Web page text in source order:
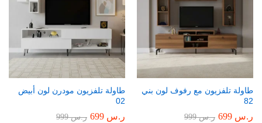
طاولة تلفزيون مع رفوف لون بني
82
ر.س ر.س999
طاولة تلفزيون مودرن لون أبيض
02
ر.س ر.س999